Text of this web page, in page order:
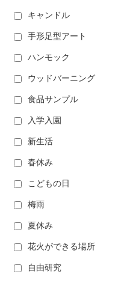
キャンドル
手形足型アート
ハンモック
ウッドバーニング
食品サンプル
入学入園
新生活
春休み
こどもの日
梅雨
夏休み
花火ができる場所
自由研究